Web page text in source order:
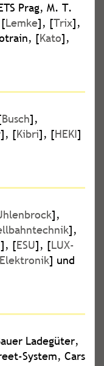
Prag, M. T.
Lemke], [Trix],
[Kato],
Busch],
], [Kibri], [HEKI]
],
],
], [ESU], [LUX-
] und
Ladegüter,
System, Cars